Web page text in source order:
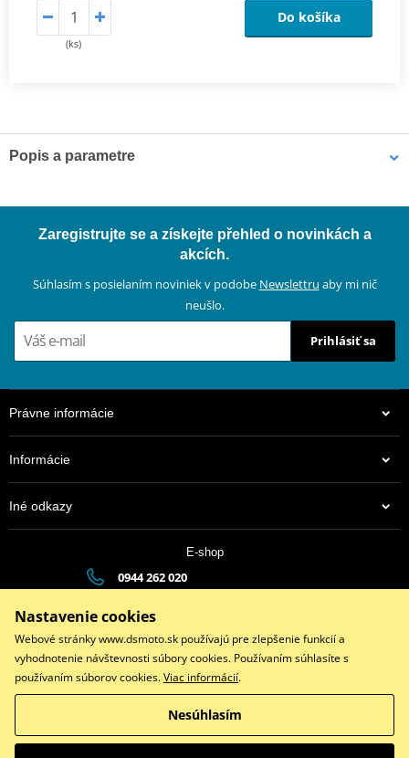
(ks)
Do košíka
Popis a parametre
Plastová
Zaregistrujte se a získejte přehled o novinkách a
akcích.
Súhlasím s posielaním noviniek v podobe Newslettru aby mi nič
neušlo.
Prihlásiť sa
Právne informácie
Informácie
Iné odkazy
E-shop
0944 262 020
Po-Pia (8:00 - 17:00) | So (9:00 - 12:00)
Facebook Instagram
Copyright © 2026 www.dsmoto.sk
Všetky práva vyhradené
Nastavenie cookies
Webové stránky www.dsmoto.sk používajú pre zlepšenie funkcií a
vyhodnotenie návštevnosti súbory cookies. Používaním súhlasíte s
používaním súborov cookies.Viac informácií.
Nesúhlasím